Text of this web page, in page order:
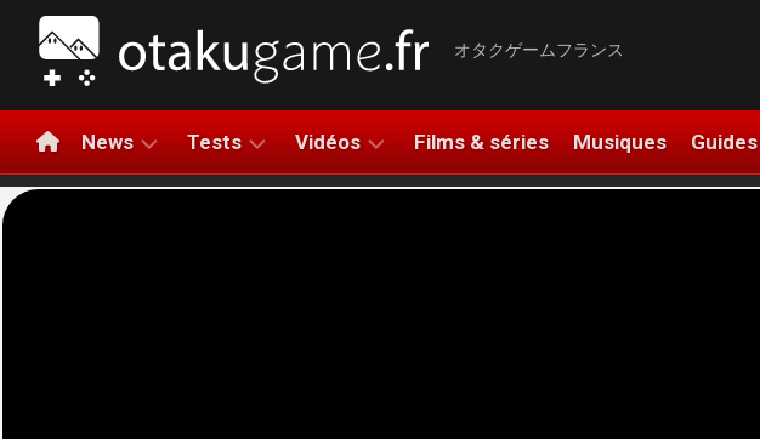
contenu
オタクゲームフランス
News Tests Vidéos Films & séries Musiques Guides